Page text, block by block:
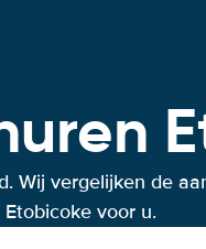
Wij vergelijken de
voor u.